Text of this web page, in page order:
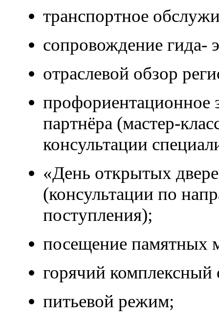
транспортное
сопровождение гида-
отраслевой обзор
профориентационное
партнёра (мастер-
консультации
«День открытых
(консультации по
поступления);
посещение памятных
горячий комплексный
питьевой режим;